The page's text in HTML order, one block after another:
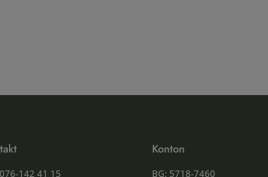
142 41 15
Konton
BG: 5718-7460